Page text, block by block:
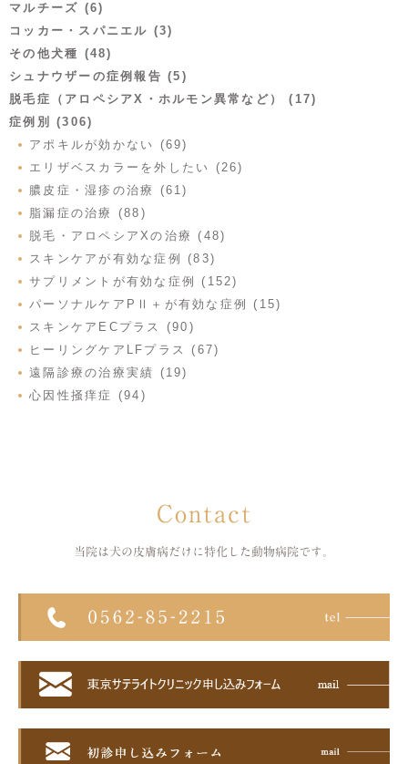
マルチーズ (6)
コッカー・スパニエル (3)
その他犬種 (48)
シュナウザーの症例報告 (5)
脱毛症（アロペシアX・ホルモン異常など） (17)
症例別 (306)
アポキルが効かない (69)
エリザベスカラーを外したい (26)
膿皮症・湿疹の治療 (61)
脂漏症の治療 (88)
脱毛・アロペシアXの治療 (48)
スキンケアが有効な症例 (83)
サプリメントが有効な症例 (152)
パーソナルケアPⅡ＋が有効な症例 (15)
スキンケアECプラス (90)
ヒーリングケアLFプラス (67)
遠隔診療の治療実績 (19)
心因性掻痒症 (94)
Contact
当院は犬の皮膚病だけに特化した 動物病院です。